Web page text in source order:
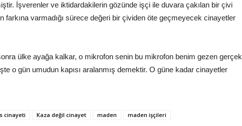
İşverenler ve iktidardakilerin gözünde işçi ile duvara çakılan bir çivi
farkına varmadığı sürece değeri bir çividen öte geçmeyecek cinayetler
ülke ayağa kalkar, o mikrofon senin bu mikrofon benim gezen gerçek
o gün umudun kapısı aralanmış demektir. O güne kadar cinayetler
cinayeti Kaza değil cinayet maden maden işçileri